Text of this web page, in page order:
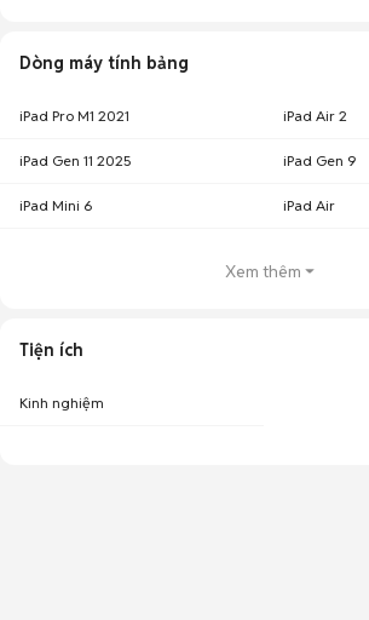
Dòng máy tính bảng
iPad Pro M1 2021 iPad Air 2
iPad Gen 11 2025 iPad Gen 9
iPad Mini 6 iPad Air
Xem thêm
Tiện ích
Kinh nghiệm